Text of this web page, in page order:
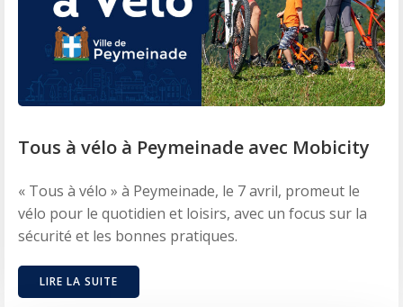
Tous à vélo à Peymeinade avec Mobicity
« Tous à vélo » à Peymeinade, le 7 avril, promeut le
vélo pour le quotidien et loisirs, avec un focus sur la
sécurité et les bonnes pratiques.
LIRE LA SUITE